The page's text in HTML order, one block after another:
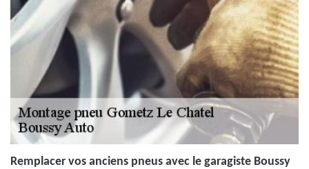
Remplacer vos anciens pneus avec le garagiste Boussy